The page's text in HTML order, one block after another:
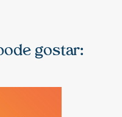
gostar: